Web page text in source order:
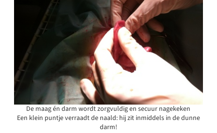
De maag én darm wordt zorgvuldig en secuur nagekeken
Een klein puntje verraadt de naald: hij zit inmiddels in de dunne
darm!